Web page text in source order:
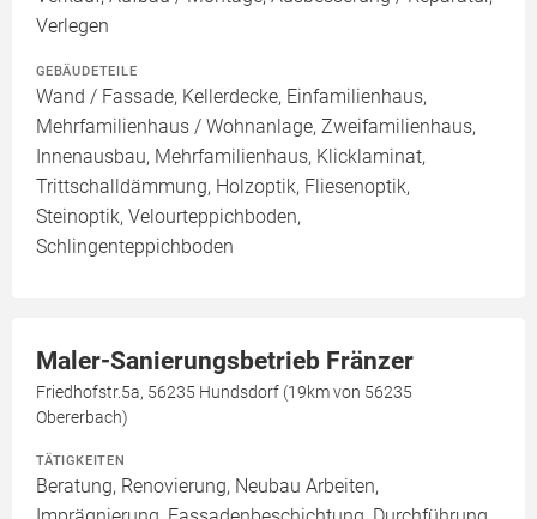
Verlegen
GEBÄUDETEILE
Wand / Fassade, Kellerdecke, Einfamilienhaus,
Mehrfamilienhaus / Wohnanlage, Zweifamilienhaus,
Innenausbau, Mehrfamilienhaus, Klicklaminat,
Trittschalldämmung, Holzoptik, Fliesenoptik,
Steinoptik, Velourteppichboden,
Schlingenteppichboden
Maler-Sanierungsbetrieb Fränzer
Friedhofstr.5a, 56235 Hundsdorf (19km von 56235
Obererbach)
TÄTIGKEITEN
Beratung, Renovierung, Neubau Arbeiten,